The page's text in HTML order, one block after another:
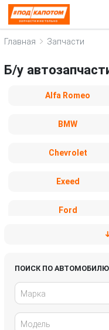
Главная Запчасти
Б/у
Alfa Romeo
BMW
Chevrolet
Exeed
Ford
Infiniti
Land Rover
ПОИСК ПО АВТОМОБИЛЮ
Марка
Модель